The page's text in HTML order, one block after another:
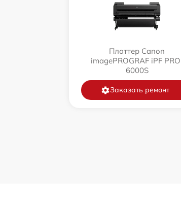
Плоттер Canon
imagePROGRAF iPF
6000S
Заказать ремонт